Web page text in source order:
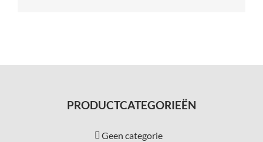
PRODUCTCATEGORIEËN
Geen categorie